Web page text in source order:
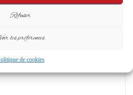
Refuser
les préférences
de cookies
Required fields are marked